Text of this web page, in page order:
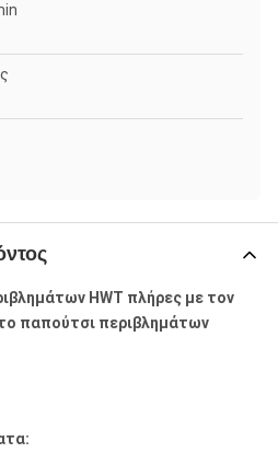
HWT πλήρες με τον
παπούτσι περιβλημάτων